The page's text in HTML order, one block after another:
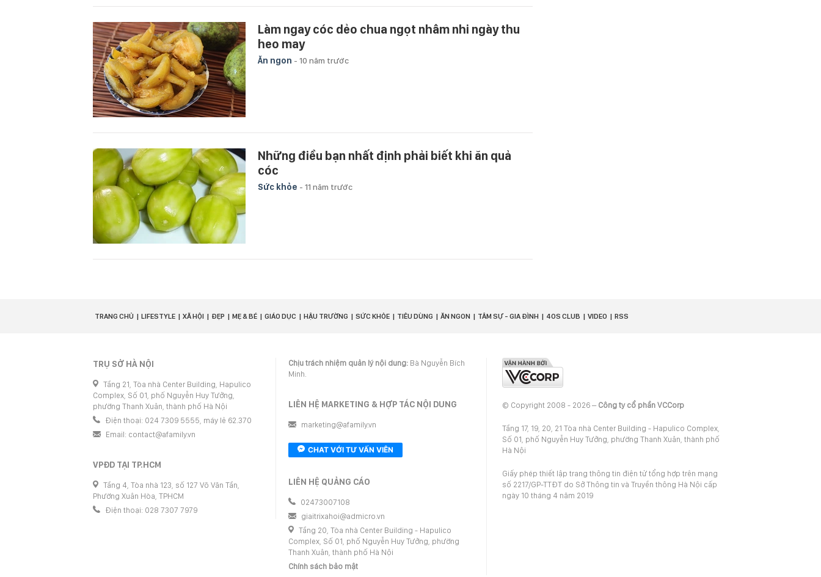
Làm ngay cóc dẻo chua ngọt nhâm nhi ngày thu
heo may
Ăn ngon - 10 năm trước
Những điều bạn nhất định phải biết khi ăn quả
cóc
Sức khỏe - 11 năm trước
TRANG CHỦ LIFESTYLE XÃ HỘI ĐẸP MẸ & BÉ GIÁO DỤC HẬU TRƯỜNG SỨC KHỎE TIÊU DÙNG ĂN NGON TÂM SỰ - GIA ĐÌNH 40S CLUB VIDEO RSS
TRỤ SỞ HÀ NỘI
Tầng 21, Tòa nhà Center Building, Hapulico
Complex, Số 01, phố Nguyễn Huy Tưởng,
phường Thanh Xuân, thành phố Hà Nội
Điện thoại: 024 7309 5555, máy lẻ 62.370
Email: contact@afamily.vn
VPĐD TẠI TP.HCM
Tầng 4, Tòa nhà 123, số 127 Võ Văn Tần,
Phường Xuân Hòa, TPHCM
Điện thoại: 028 7307 7979
Chịu trách nhiệm quản lý nội dung: Bà Nguyễn Bích
Minh.
LIÊN HỆ MARKETING & HỢP TÁC NỘI DUNG
marketing@afamily.vn
CHAT VỚI TƯ VẤN VIÊN
LIÊN HỆ QUẢNG CÁO
02473007108
giaitrixahoi@admicro.vn
Tầng 20, Tòa nhà Center Building - Hapulico
Complex, Số 01, phố Nguyễn Huy Tưởng, phường
Thanh Xuân, thành phố Hà Nội
Chính sách bảo mật
© Copyright 2008 - 2026 – Công ty cổ phần VCCorp
Tầng 17, 19, 20, 21 Tòa nhà Center Building - Hapulico Complex,
Số 01, phố Nguyễn Huy Tưởng, phường Thanh Xuân, thành phố
Hà Nội
Giấy phép thiết lập trang thông tin điện tử tổng hợp trên mạng
số 2217/GP-TTĐT do Sở Thông tin và Truyền thông Hà Nội cấp
ngày 10 tháng 4 năm 2019